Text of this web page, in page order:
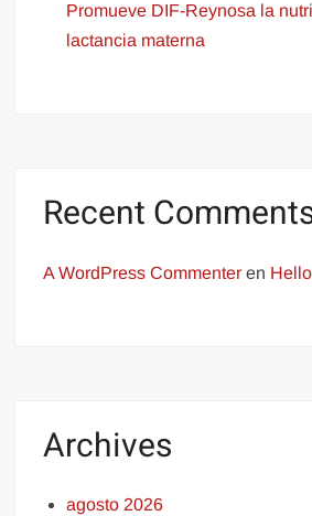
Promueve DIF-Reynosa la
lactancia materna
Recent
A WordPress Commenter en
Archives
agosto 2026